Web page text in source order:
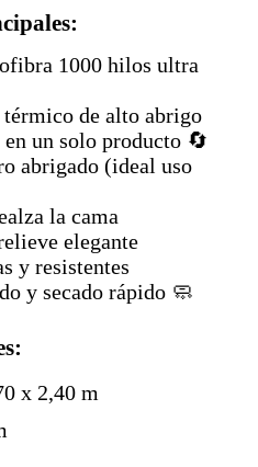
1000 hilos ultra
de alto abrigo
un solo producto 🔄
abrigado (ideal uso
la cama
elegante
y resistentes
y secado rápido 🧼
x 2,40 m